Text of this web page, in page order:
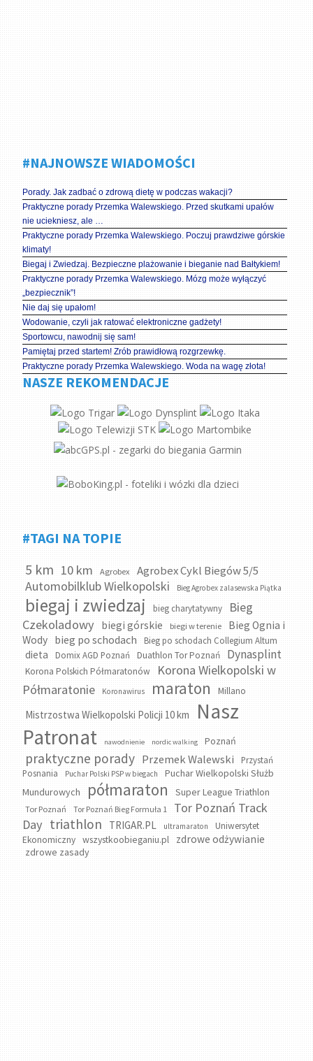
#NAJNOWSZE WIADOMOŚCI
Porady. Jak zadbać o zdrową dietę w podczas wakacji?
Praktyczne porady Przemka Walewskiego. Przed skutkami upałów
nie uciekniesz, ale …
Praktyczne porady Przemka Walewskiego. Poczuj prawdziwe górskie
klimaty!
Biegaj i Zwiedzaj. Bezpieczne plażowanie i bieganie nad Bałtykiem!
Praktyczne porady Przemka Walewskiego. Mózg może wyłączyć
„bezpiecznik”!
Nie daj się upałom!
Wodowanie, czyli jak ratować elektroniczne gadżety!
Sportowcu, nawodnij się sam!
Pamiętaj przed startem! Zrób prawidłową rozgrzewkę.
Praktyczne porady Przemka Walewskiego. Woda na wagę złota!
NASZE REKOMENDACJE
#TAGI NA TOPIE
5 km 10 km Agrobex Agrobex Cykl Biegów 5/5
Automobilklub Wielkopolski Bieg Agrobex zalasewska Piątka
biegaj i zwiedzaj bieg charytatywny
Bieg
Czekoladowy
biegi górskie biegi w terenie
Bieg Ognia i
Wody bieg po schodach Bieg po schodach Collegium Altum
dieta Domix AGD Poznań Duathlon Tor Poznań Dynasplint
Korona Polskich Półmaratonów
Korona Wielkopolski w
Półmaratonie
Koronawirus maraton Millano
Mistrzostwa Wielkopolski Policji 10 km
Nasz
Patronat
nawodnienie nordic walking Poznań
praktyczne porady Przemek Walewski
Przystań
Posnania
Puchar Polski PSP w biegach
Puchar Wielkopolski Służb
Mundurowych
półmaraton Super League Triathlon
Tor Poznań Tor Poznań Bieg Formuła 1
Tor Poznań Track
Day triathlon TRIGAR.PL ultramaraton
Uniwersytet
Ekonomiczny
wszystkoobieganiu.pl zdrowe odżywianie
zdrowe zasady